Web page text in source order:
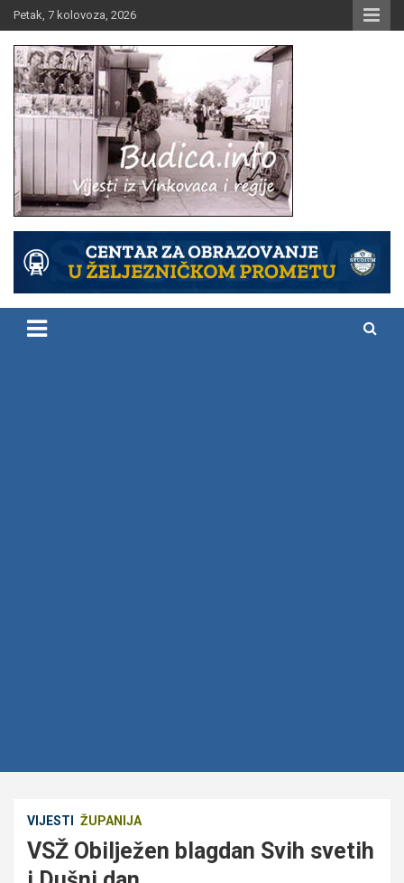
Skip
to
content
Petak, 7 kolovoza, 2026
Budica.info
VIJESTI ŽUPANIJA
VSŽ Obilježen blagdan Svih svetih